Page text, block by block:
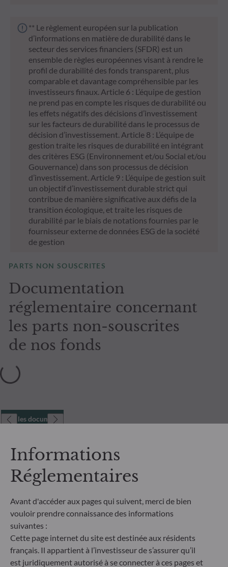
** Le règlement européen sur la publication
d’informations en matière de durabilité dans le
secteur des services financiers (SFDR) est un
ensemble de règles européennes visant à rendre le
profil de durabilité des fonds transparent, plus
comparable et davantage compréhensible par les
investisseurs finaux. Article 6 : L’équipe de gestion
ne prend pas en compte les risques de durabilité ou
les effets négatifs des décisions d’investissement
sur les facteurs de durabilité dans le processus de
décision d’investissement. Article 8 : L’équipe de
gestion traite les risques de durabilité en intégrant
des critères ESG (Environnement et/ou Social et/ou
Gouvernance) dans son processus de décision
d’investissement. Article 9 : L’équipe de gestion suit
un objectif d’investissement durable strict qui
contribue de manière significative aux défis de la
transition écologique, et traite les risques de
durabilité par le biais de notations fournies par le
fournisseur externe de données ESG de la société
de gestion
PARTS NON SOUSCRITES
Documentation
réglementaire concernant
les parts non-souscrites
de nos fonds
Tous les documents
Informations
Réglementaires
Avant d'accéder aux pages qui suivent, merci de bien
vouloir prendre connaissance des informations
suivantes :
Cette page internet du site est destinée aux résidents
français. Il appartient à l’investisseur de s’assurer qu’il
est juridiquement autorisé à se connecter à ces pages et